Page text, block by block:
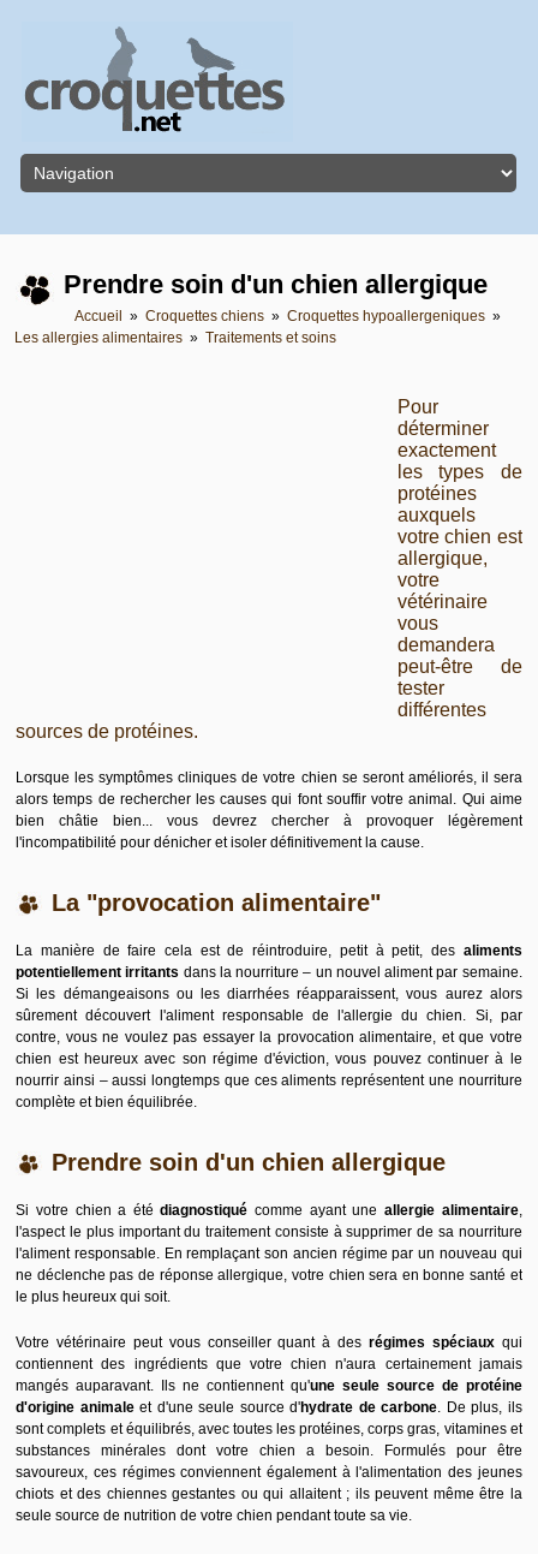
Prendre soin d'un chien allergique
Accueil » Croquettes chiens » Croquettes hypoallergeniques »
Les allergies alimentaires » Traitements et soins
Pour
déterminer
exactement
les types de
protéines
auxquels
votre chien est
allergique,
votre
vétérinaire
vous
demandera
peut-être de
tester
différentes
sources de protéines.
Lorsque les symptômes cliniques de votre chien se seront améliorés, il sera
alors temps de rechercher les causes qui font souffir votre animal. Qui aime
bien châtie bien... vous devrez chercher à provoquer légèrement
l'incompatibilité pour dénicher et isoler définitivement la cause.
La "provocation alimentaire"
La manière de faire cela est de réintroduire, petit à petit, des aliments
potentiellement irritants dans la nourriture – un nouvel aliment par semaine.
Si les démangeaisons ou les diarrhées réapparaissent, vous aurez alors
sûrement découvert l'aliment responsable de l'allergie du chien. Si, par
contre, vous ne voulez pas essayer la provocation alimentaire, et que votre
chien est heureux avec son régime d'éviction, vous pouvez continuer à le
nourrir ainsi – aussi longtemps que ces aliments représentent une nourriture
complète et bien équilibrée.
Prendre soin d'un chien allergique
Si votre chien a étédiagnostiquécomme ayant uneallergie alimentaire,
l'aspect le plus important du traitement consiste à supprimer de sa nourriture
l'aliment responsable. En remplaçant son ancien régime par un nouveau qui
ne déclenche pas de réponse allergique, votre chien sera en bonne santé et
le plus heureux qui soit.
Votre vétérinaire peut vous conseiller quant à desrégimes spéciauxqui
contiennent des ingrédients que votre chien n'aura certainement jamais
mangés auparavant. Ils ne contiennent qu'une seule source de protéine
d'origine animaleet d'une seule source d'hydrate de carbone. De plus, ils
sont complets et équilibrés, avec toutes les protéines, corps gras, vitamines et
substances minérales dont votre chien a besoin. Formulés pour être
savoureux, ces régimes conviennent également à l'alimentation des jeunes
chiots et des chiennes gestantes ou qui allaitent ; ils peuvent même être la
seule source de nutrition de votre chien pendant toute sa vie.